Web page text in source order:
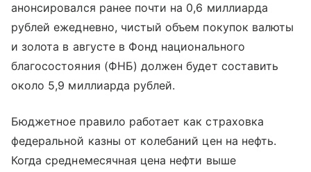
анонсировался ранее почти на 0,6 миллиарда
рублей ежедневно, чистый объем покупок валюты
и золота в августе в Фонд национального
благосостояния (ФНБ) должен будет составить
около 5,9 миллиарда рублей.
Бюджетное правило работает как страховка
федеральной казны от колебаний цен на нефть.
Когда среднемесячная цена нефти выше